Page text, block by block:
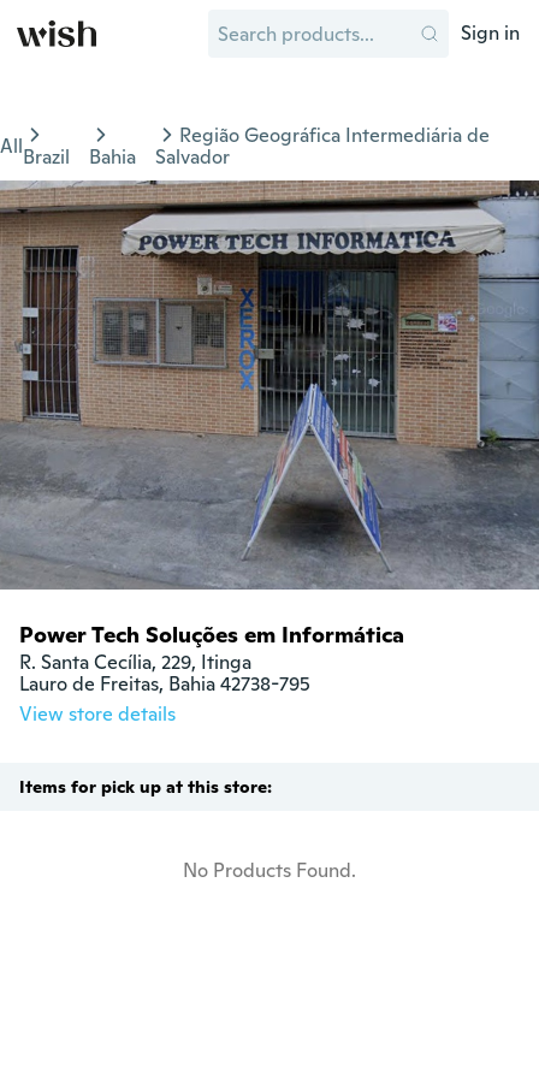
Sign in
AllBrazil Bahia
Região Geográfica Intermediária de
Salvador
Power Tech Soluções em Informática
R. Santa Cecília, 229, Itinga
Lauro de Freitas, Bahia 42738-795
View store details
Items for pick up at this store:
No Products Found.